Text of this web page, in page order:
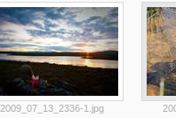
2009_07_13_2336-1.jpg